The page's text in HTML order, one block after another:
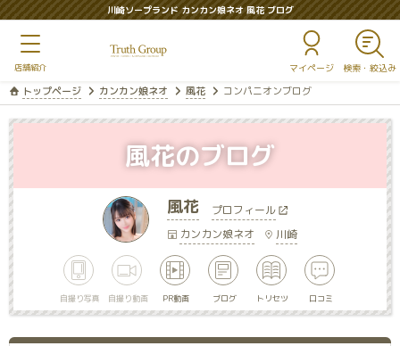
川崎ソープランド カンカン娘ネオ 風花 ブログ
マイページ
トップページ カンカン娘ネオ 風花 コンパニオンブログ
風花
プロフィール
カンカン娘ネオ
川崎
自撮り写真 自撮り動画 PR動画 ブログ トリセツ 口コミ
風花のブログ